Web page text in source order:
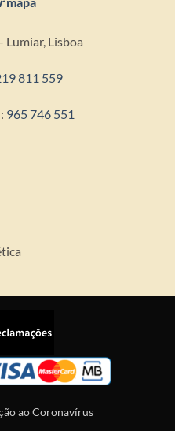
Lisboa
811 559
965 746 551
ao Coronavírus